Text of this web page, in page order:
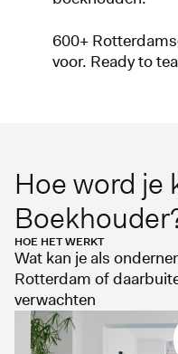
600+
voor. Ready to
HOE HET WERKT
Wat kan je als
Rotterdam of
verwachten
Hoe word je